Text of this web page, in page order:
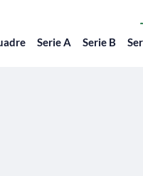
Serie A Serie B